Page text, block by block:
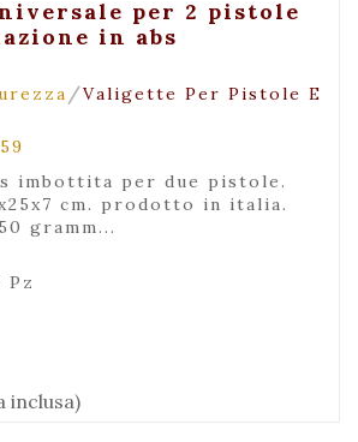
per 2 pistole
in abs
/Valigette Per Pistole E
cm. prodotto in italia.
gramm...
Pz
inclusa)